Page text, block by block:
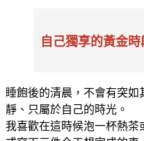
自己獨享的黃金時
睡飽後的清晨，不會有突
靜、只屬於自己的時光。
我喜歡在這時候泡一杯熱茶